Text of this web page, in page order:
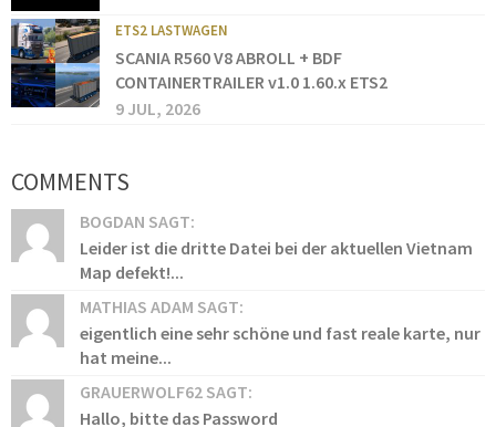
ETS2 LASTWAGEN
SCANIA R560 V8 ABROLL + BDF
CONTAINERTRAILER v1.0 1.60.x ETS2
9 JUL, 2026
COMMENTS
BOGDAN SAGT:
Leider ist die dritte Datei bei der aktuellen Vietnam
Map defekt!...
MATHIAS ADAM SAGT:
eigentlich eine sehr schöne und fast reale karte, nur
hat meine...
GRAUERWOLF62 SAGT:
Hallo, bitte das Password